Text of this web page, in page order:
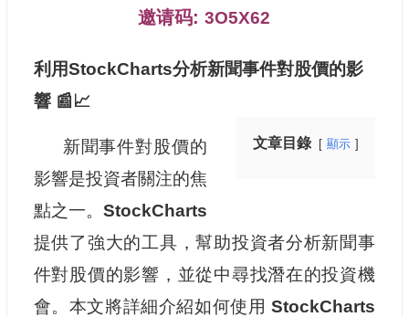
邀请码:3O5X62
利用StockCharts分析新聞事件對股價的影
響 📰📈
文章目錄 顯示
新聞事件對股價的
影響是投資者關注的焦
點之一。 StockCharts
提供了強大的工具，幫助投資者分析新聞事
件對股價的影響，並從中尋找潛在的投資機
會。本文將詳細介紹如何使用 StockCharts